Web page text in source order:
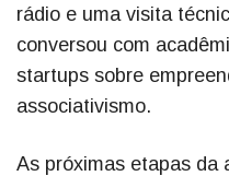
rádio e uma visita
conversou com
startups sobre
associativismo.
As próximas etapas da